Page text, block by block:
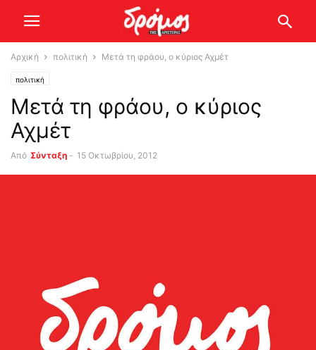
Αρχική πολιτική Μετά τη φράου, ο κύριος Αχμέτ
πολιτική
Μετά τη φράου, ο κύριος
Αχμέτ
Από Σύνταξη - 15 Οκτωβρίου, 2012